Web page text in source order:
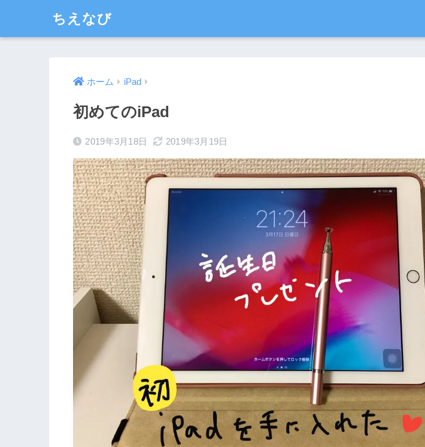
ちえなび
ホーム iPad
初めてのiPad
2019年3月18日 2019年3月19日